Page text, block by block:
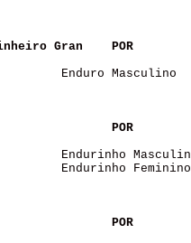
Gran
POR
Enduro Masculino
Team
POR
Beer
POR